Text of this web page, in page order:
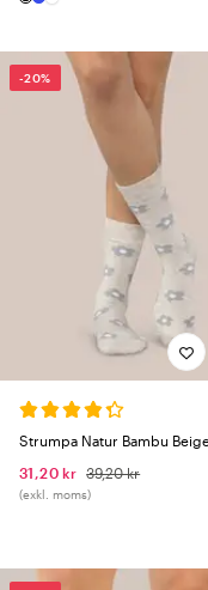
-20%
Strumpa Natur Bambu
31,20 kr 39,20 kr
(exkl. moms)